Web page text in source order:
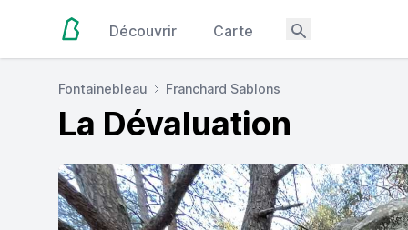
Découvrir Carte
Fontainebleau Franchard Sablons
La Dévaluation